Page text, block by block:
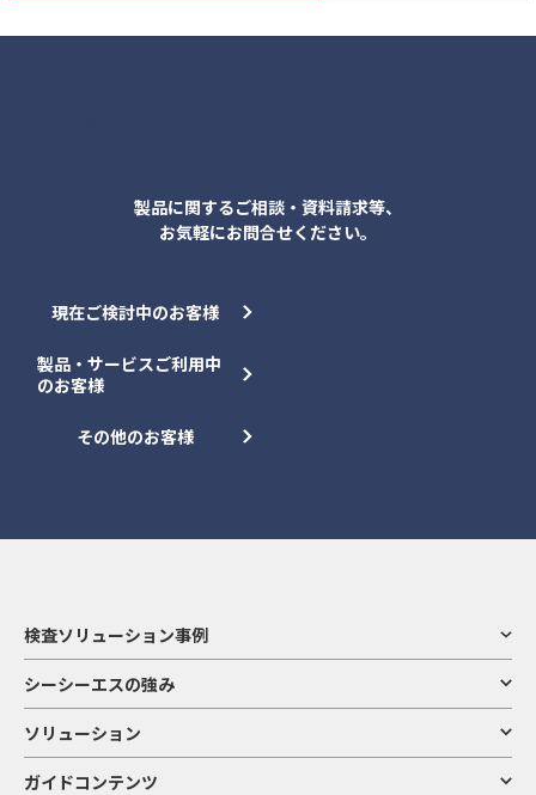
製品に関するご相談・資料請求等、
お気軽にお問合せください。
現在ご検討中のお客様
製品・サービスご利用中
のお客様
その他のお客様
検査ソリューション事例
シーシーエスの強み
ソリューション
ガイドコンテンツ